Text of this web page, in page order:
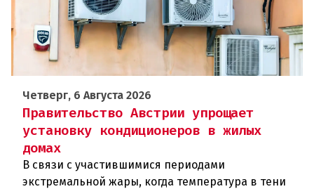
Четверг, 6 Августа 2026
Правительство Австрии упрощает
установку кондиционеров в жилых
домах
В связи с участившимися периодами
экстремальной жары, когда температура в тени